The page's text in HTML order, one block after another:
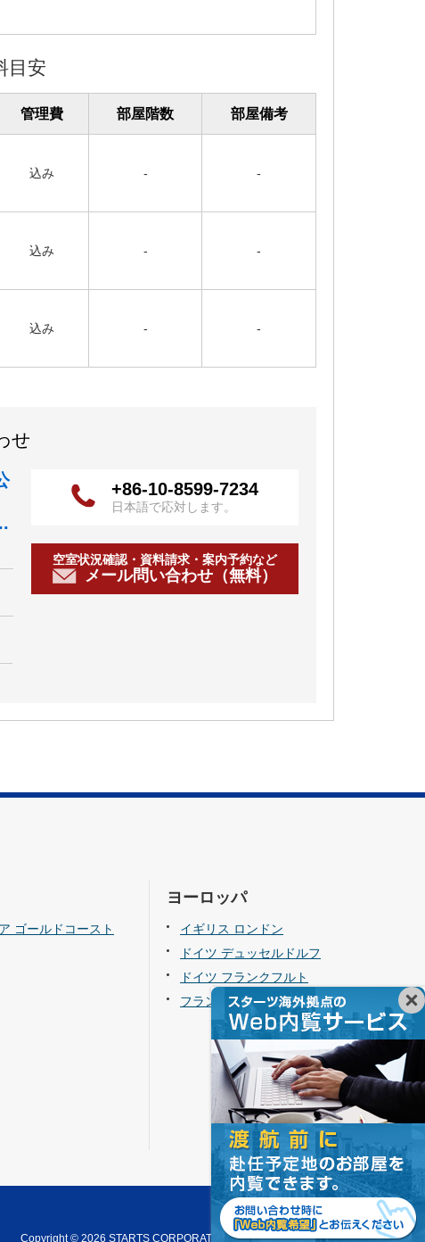
目安
管理費 部屋階数 部屋備考
込み - -
込み - -
込み - -
せ
+86-10-8599-7234
日本語で応対します。
空室状況確認・資料請求・案内予約など
メール問い合わせ（無料）
ゴールドコースト
ヨーロッパ
イギリス ロンドン
ドイツ デュッセルドルフ
ドイツ フランクフルト
フランス パリ
Copyright © 2026 STARTS CORPORATION. All Rights Reserved.